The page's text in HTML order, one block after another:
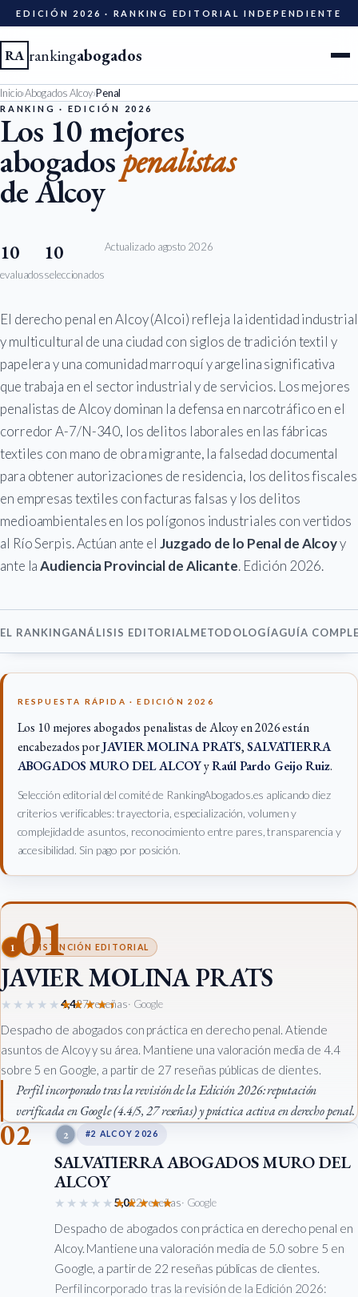
EDICIÓN 2026 · RANKING EDITORIAL INDEPENDIENTE
RA rankingabogados
Ciudades
Especialidades
Diccionario
Metodología
Ser evaluado
Inicio›Abogados Alcoy›Penal
RANKING · EDICIÓN 2026
Los 10 mejores
abogadospenalistas
de Alcoy
10
evaluados
10
seleccionados
Actualizado agosto 2026
El derecho penal en Alcoy (Alcoi) refleja la identidad industrial
y multicultural de una ciudad con siglos de tradición textil y
papelera y una comunidad marroquí y argelina significativa
que trabaja en el sector industrial y de servicios. Los mejores
penalistas de Alcoy dominan la defensa en narcotráfico en el
corredor A-7/N-340, los delitos laborales en las fábricas
textiles con mano de obra migrante, la falsedad documental
para obtener autorizaciones de residencia, los delitos fiscales
en empresas textiles con facturas falsas y los delitos
medioambientales en los polígonos industriales con vertidos
al Río Serpis. Actúan ante el Juzgado de lo Penal de Alcoyy
ante laAudiencia Provincial de Alicante. Edición 2026.
EL RANKINGANÁLISIS EDITORIALMETODOLOGÍAGUÍA
RESPUESTA RÁPIDA · EDICIÓN 2026
Los 10 mejores abogados penalistas de Alcoy en 2026 están
encabezados porJAVIER MOLINA PRATS,SALVATIERRA
ABOGADOS MURO DEL ALCOYyRaúl Pardo Geijo Ruiz.
Selección editorial del comité de RankingAbogados.es aplicando diez
criterios verificables: trayectoria, especialización, volumen y
complejidad de asuntos, reconocimiento entre pares, transparencia y
accesibilidad. Sin pago por posición.
01
1 DISTINCIÓN EDITORIAL
JAVIER MOLINA PRATS
★★★★★★★★★★
4,427 reseñas· Google
Despacho de abogados con práctica en derecho penal. Atiende
asuntos de Alcoy y su área. Mantiene una valoración media de 4.4
sobre 5 en Google, a partir de 27 reseñas públicas de clientes.
Perfil incorporado tras la revisión de la Edición 2026: reputación
verificada en Google (4.4/5, 27 reseñas) y práctica activa en derecho penal.
02 2 #2 ALCOY 2026
SALVATIERRA ABOGADOS MURO DEL
ALCOY
★★★★★★★★★★
5,022 reseñas· Google
Despacho de abogados con práctica en derecho penal en
Alcoy. Mantiene una valoración media de 5.0 sobre 5 en
Google, a partir de 22 reseñas públicas de clientes.
Perfil incorporado tras la revisión de la Edición 2026: